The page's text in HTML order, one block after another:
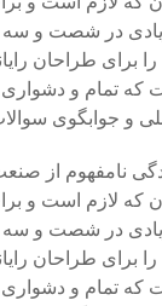
زیادی در شصت و
را برای طراحان
تمام و دشواری
و جوابگوی
نامفهوم از
لازم است و
زیادی در شصت و
را برای طراحان
تمام و دشواری